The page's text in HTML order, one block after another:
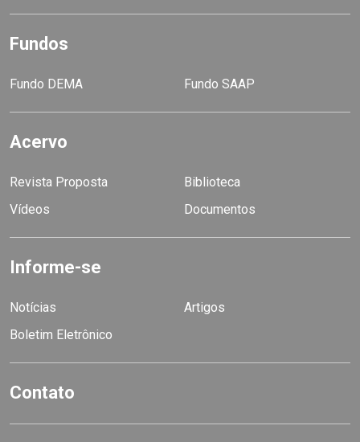
Fundos
Fundo DEMA Fundo SAAP
Acervo
Revista Proposta
Biblioteca
Vídeos
Documentos
Informe-se
Notícias
Artigos
Boletim Eletrônico
Contato